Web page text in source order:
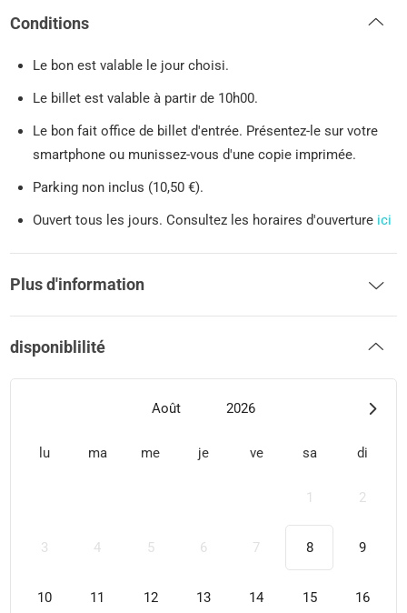
Conditions
Le bon est valable le jour choisi.
Le billet est valable à partir de 10h00.
Le bon fait office de billet d'entrée. Présentez-le sur votre
smartphone ou munissez-vous d'une copie imprimée.
Parking non inclus (10,50 €).
Ouvert tous les jours. Consultez les horaires d'ouverture ici
Plus d'information
disponiblilité
Août 2026
lu ma me je ve sa di
1 2
3 4 5 6 7 8 9
10 11 12 13 14 15 16